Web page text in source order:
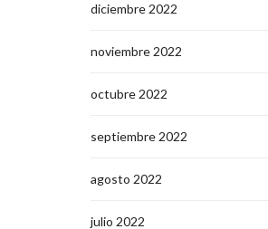
diciembre 2022
noviembre 2022
octubre 2022
septiembre 2022
agosto 2022
julio 2022